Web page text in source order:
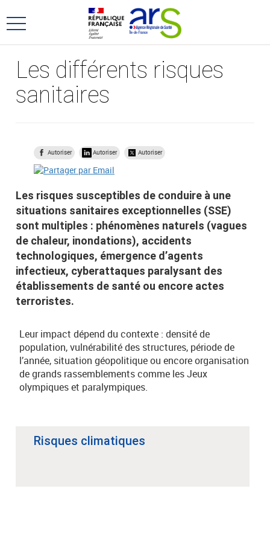
au
menu
au
contenu
Ouvrir
principal
Les différents risques
sanitaires
Autoriser Autoriser Autoriser
Les risques susceptibles de conduire à une
situations sanitaires exceptionnelles (SSE)
sont multiples : phénomènes naturels (vagues
de chaleur, inondations), accidents
technologiques, émergence d’agents
infectieux, cyberattaques paralysant des
établissements de santé ou encore actes
terroristes.
Leur impact dépend du contexte : densité de
population, vulnérabilité des structures, période de
l’année, situation géopolitique ou encore organisation
de grands rassemblements comme les Jeux
olympiques et paralympiques.
Risques climatiques